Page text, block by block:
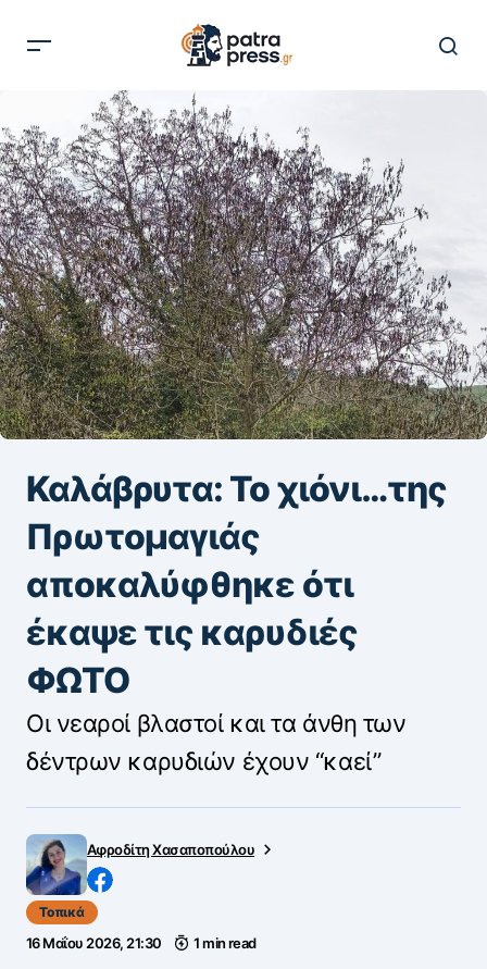
Καλάβρυτα: Το χιόνι…της
Πρωτομαγιάς
αποκαλύφθηκε ότι
έκαψε τις καρυδιές
ΦΩΤΟ
Οι νεαροί βλαστοί και τα άνθη των
δέντρων καρυδιών έχουν “καεί”
Αφροδίτη Χασαποπούλου
Τοπικά
16 Μαΐου 2026, 21:30 1 min read